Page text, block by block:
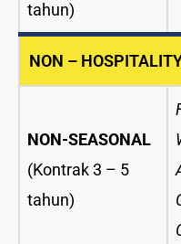
tahun)
NON –
NON-SEASONAL
(Kontrak 3 – 5
tahun)